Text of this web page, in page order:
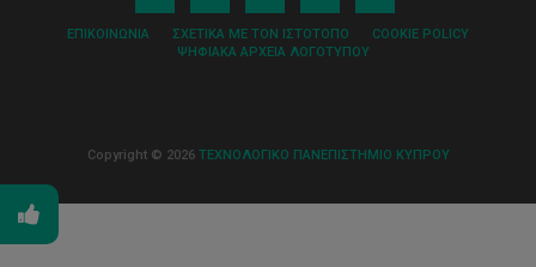
ΕΠΙΚΟΙΝΩΝΊΑ ΣΧΕΤΙΚΆ ΜΕ ΤΟΝ ΙΣΤΌΤΟΠΟ
COOKIE POLICY
ΨΗΦΙΑΚΆ ΑΡΧΕΊΑ ΛΟΓΌΤΥΠΟΥ
Copyright © 2026 ΤΕΧΝΟΛΟΓΙΚΟ ΠΑΝΕΠΙΣΤΗΜΙΟ ΚΥΠΡΟΥ